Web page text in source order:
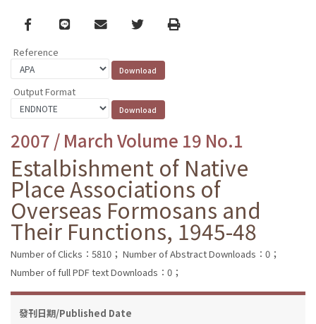
Facebook
line email TwitterPrint
Reference
Output Format
2007 / March Volume 19 No.1
Estalbishment of Native
Place Associations of
Overseas Formosans and
Their Functions, 1945-48
Number of Clicks：5810； Number of Abstract Downloads：0；
Number of full PDF text Downloads：0；
發刊日期/Published Date